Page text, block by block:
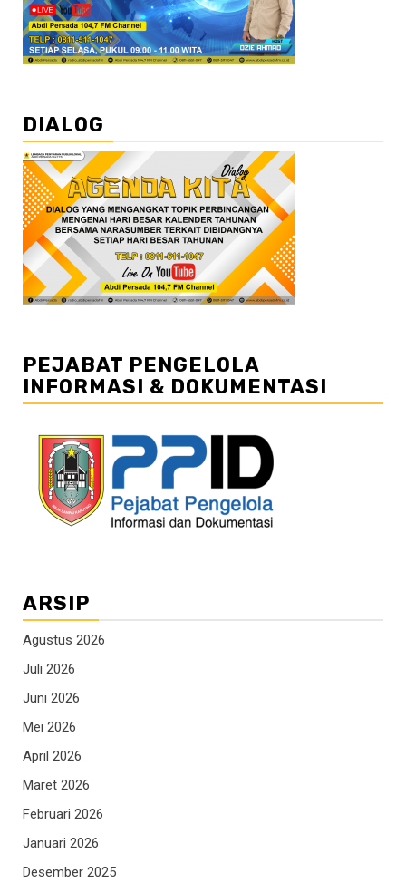
DIALOG
PEJABAT PENGELOLA
INFORMASI & DOKUMENTASI
ARSIP
Agustus 2026
Juli 2026
Juni 2026
Mei 2026
April 2026
Maret 2026
Februari 2026
Januari 2026
Desember 2025